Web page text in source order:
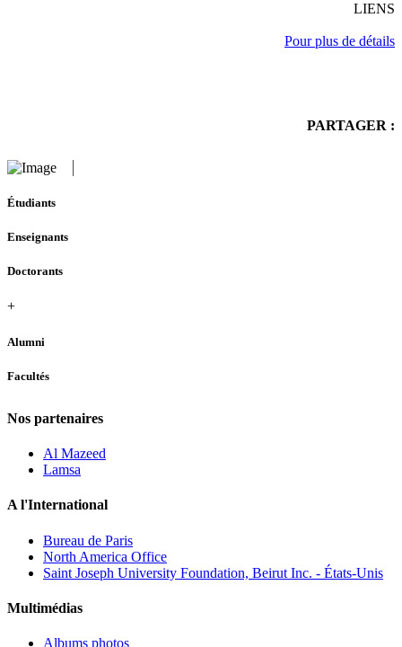
LIENS
Pour plus de détails
PARTAGER :
Étudiants
Enseignants
Doctorants
+
Alumni
Facultés
Nos partenaires
Al Mazeed
Lamsa
A l'International
Bureau de Paris
North America Office
Saint Joseph University Foundation, Beirut Inc. - États-Unis
Multimédias
Albums photos